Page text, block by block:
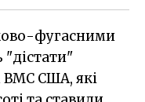
фугасними
"дістати"
ВМС США, які